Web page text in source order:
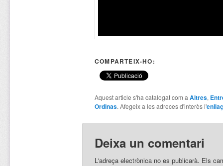
COMPARTEIX-HO:
Aquest article s'ha catalogat com a Altres,
Ordinas. Afegeix a les adreces d'interès l'enllaç
Deixa un comentari
L'adreça electrònica no es publicarà. Els